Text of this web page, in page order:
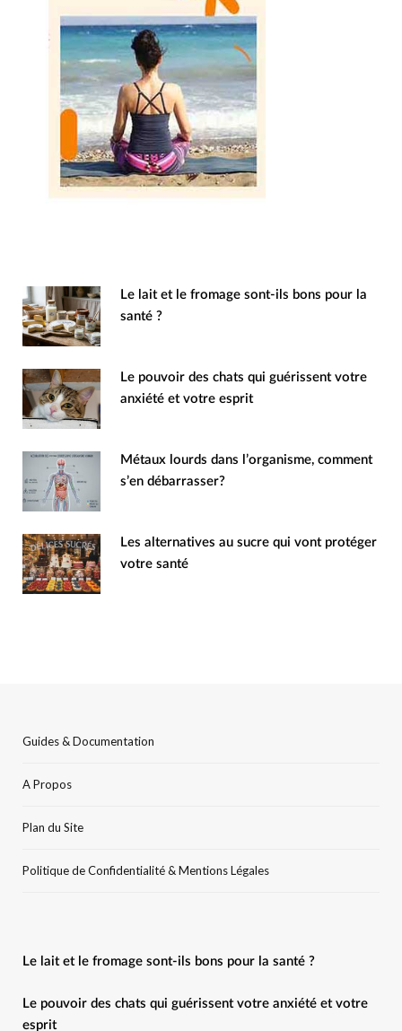
Le lait et le fromage sont-ils bons pour la
santé ?
Le pouvoir des chats qui guérissent votre
anxiété et votre esprit
Métaux lourds dans l’organisme, comment
s’en débarrasser?
Les alternatives au sucre qui vont protéger
votre santé
Guides & Documentation
A Propos
Plan du Site
Politique de Confidentialité & Mentions Légales
Le lait et le fromage sont-ils bons pour la santé ?
Le pouvoir des chats qui guérissent votre anxiété et votre
esprit